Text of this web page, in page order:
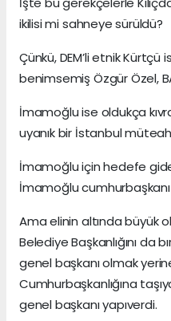
ikilisi mi sahneye sürüldü?
Çünkü, DEM’li etnik
benimsemiş Özgür Özel,
İmamoğlu ise oldukça
uyanık bir İstanbul
İmamoğlu için hedefe
İmamoğlu
Ama elinin altında büyük
Belediye Başkanlığını da
genel başkanı olmak
Cumhurbaşkanlığına
genel başkanı yapıverdi.